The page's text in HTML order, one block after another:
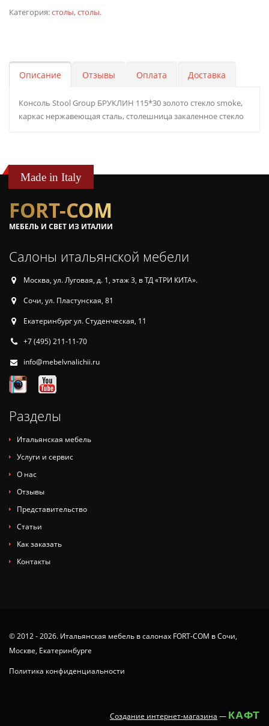
Категория:столы,столы.
Описание Отзывы Оплата Доставка
Консоль Stool Group БРУКЛИН 115*30 золото стекло smoke,
каркас нержавеющая сталь, столешница закаленное стекло
Made in Italy
FORT-COM
МЕБЕЛЬ И СВЕТ ИЗ ИТАЛИИ
Салоны итальянской мебели
Москва, ул. Луговая, д. 1, этаж 3, в ТД «ТРИ КИТА».
Сочи, ул. Пластунская, 81
Екатеринбург ул. Студенческая, 11
+7 (495) 211-11-70
info@mebelvnalichii.ru
Разделы
Итальянская мебель
Услуги и сервис
О нас
Отзывы
Представительство
Статьи
Как заказать
Контакты
© 2012 - 2026. Итальянская мебель в салонах FORT-COM в Сочи,
Москве, Екатеринбурге
Политика конфиденциальности
Создание интернет-магазина — КАФТ